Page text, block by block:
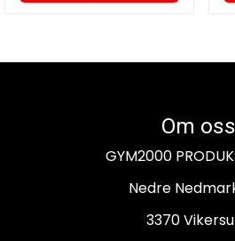
Om oss
GYM2000
Nedre
3370